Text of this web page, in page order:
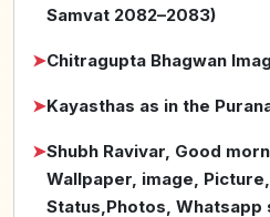
Samvat 2082–2083)
➤Chitragupta Bhagwan
➤Kayasthas as in the
➤Shubh Ravivar, Good
Wallpaper, image,
Status,Photos, Whatsapp